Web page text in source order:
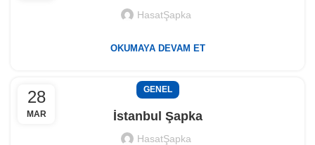
HasatŞapka
OKUMAYA DEVAM ET
28
MAR
GENEL
İstanbul Şapka
HasatŞapka